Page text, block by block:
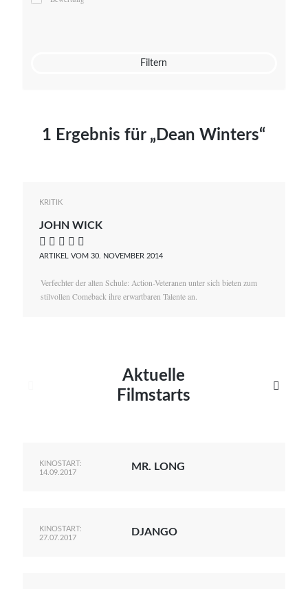
Mato von Vogelstein
Filtern
1 Ergebnis für „Dean Winters“
KRITIK
JOHN WICK
    
ARTIKEL VOM 30. NOVEMBER 2014
Verfechter der alten Schule: Action-Veteranen unter sich bieten zum
stilvollen Comeback ihre erwartbaren Talente an.
Aktuelle
Filmstarts

KINOSTART:
14.09.2017
MR. LONG
KINOSTART:
27.07.2017
DJANGO